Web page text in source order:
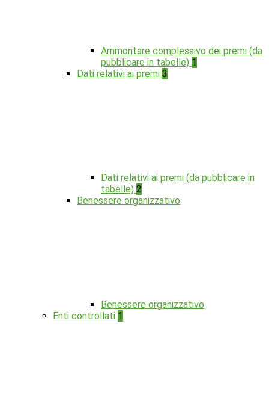
Ammontare complessivo dei premi (da
pubblicare in tabelle) 1
Dati relativi ai premi 3
Dati relativi ai premi (da pubblicare in
tabelle) 2
Benessere organizzativo
Benessere organizzativo
Enti controllati 1